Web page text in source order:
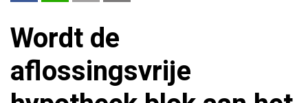
Wordt de
aflossingsvrije